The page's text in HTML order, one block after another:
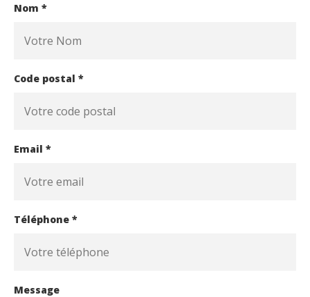
Nom *
Code postal *
Email *
Téléphone *
Message